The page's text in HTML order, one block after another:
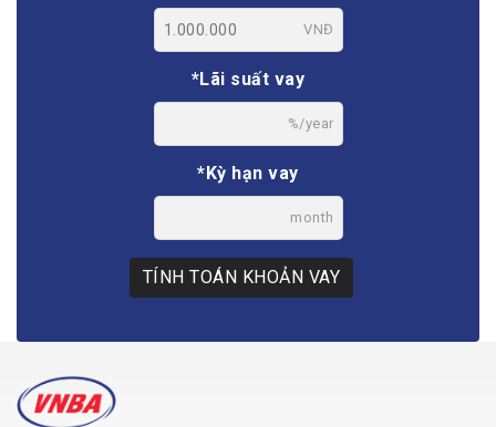
VNĐ
*Lãi suất vay
%/year
*Kỳ hạn vay
month
TÍNH TOÁN KHOẢN VAY